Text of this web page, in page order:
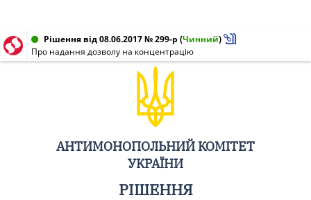
Рішення від 08.06.2017 № 299-р (Чинний)
Про надання дозволу на концентрацію
АНТИМОНОПОЛЬНИЙ КОМІТЕТ
УКРАЇНИ
РІШЕННЯ